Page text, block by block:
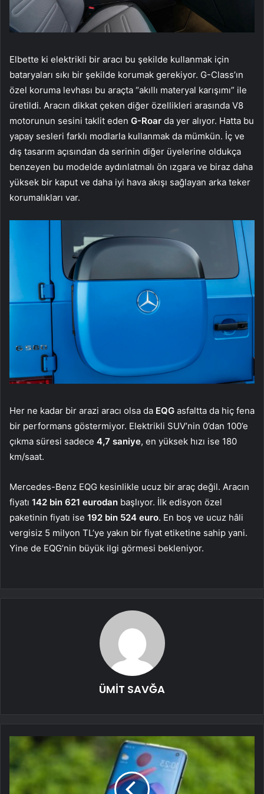
Elbette ki elektrikli bir aracı bu şekilde kullanmak için
bataryaları sıkı bir şekilde korumak gerekiyor. G-Class’ın
özel koruma levhası bu araçta “akıllı materyal karışımı” ile
üretildi. Aracın dikkat çeken diğer özellikleri arasında V8
motorunun sesini taklit eden G-Roar da yer alıyor. Hatta bu
yapay sesleri farklı modlarla kullanmak da mümkün. İç ve
dış tasarım açısından da serinin diğer üyelerine oldukça
benzeyen bu modelde aydınlatmalı ön ızgara ve biraz daha
yüksek bir kaput ve daha iyi hava akışı sağlayan arka teker
korumalıkları var.
Her ne kadar bir arazi aracı olsa da EQG asfaltta da hiç fena
bir performans göstermiyor. Elektrikli SUV’nin 0’dan 100’e
çıkma süresi sadece 4,7 saniye, en yüksek hızı ise 180
km/saat.
Mercedes-Benz EQG kesinlikle ucuz bir araç değil. Aracın
fiyatı 142 bin 621 eurodan başlıyor. İlk edisyon özel
paketinin fiyatı ise 192 bin 524 euro. En boş ve ucuz hâli
vergisiz 5 milyon TL’ye yakın bir fiyat etiketine sahip yani.
Yine de EQG’nin büyük ilgi görmesi bekleniyor.
ÜMİT SAVĞA